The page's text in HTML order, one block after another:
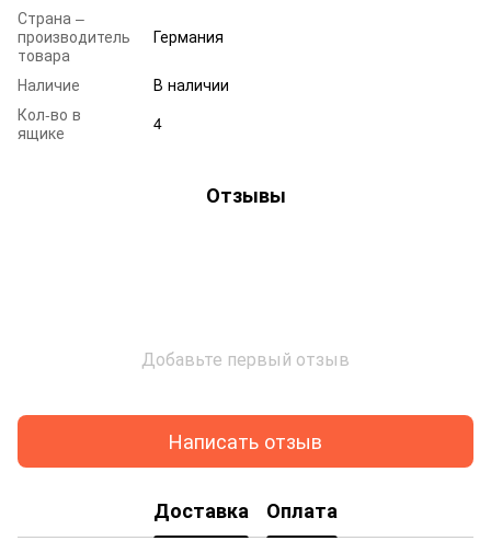
Страна –
производитель
товара
Германия
Наличие
В наличии
Кол-во в
ящике
4
Отзывы
Добавьте первый отзыв
Написать отзыв
Доставка Оплата